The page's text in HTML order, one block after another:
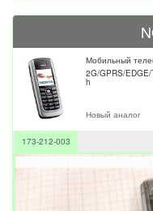
Мобильный
2G/GPRS/
h
Новый аналог
173-212-003